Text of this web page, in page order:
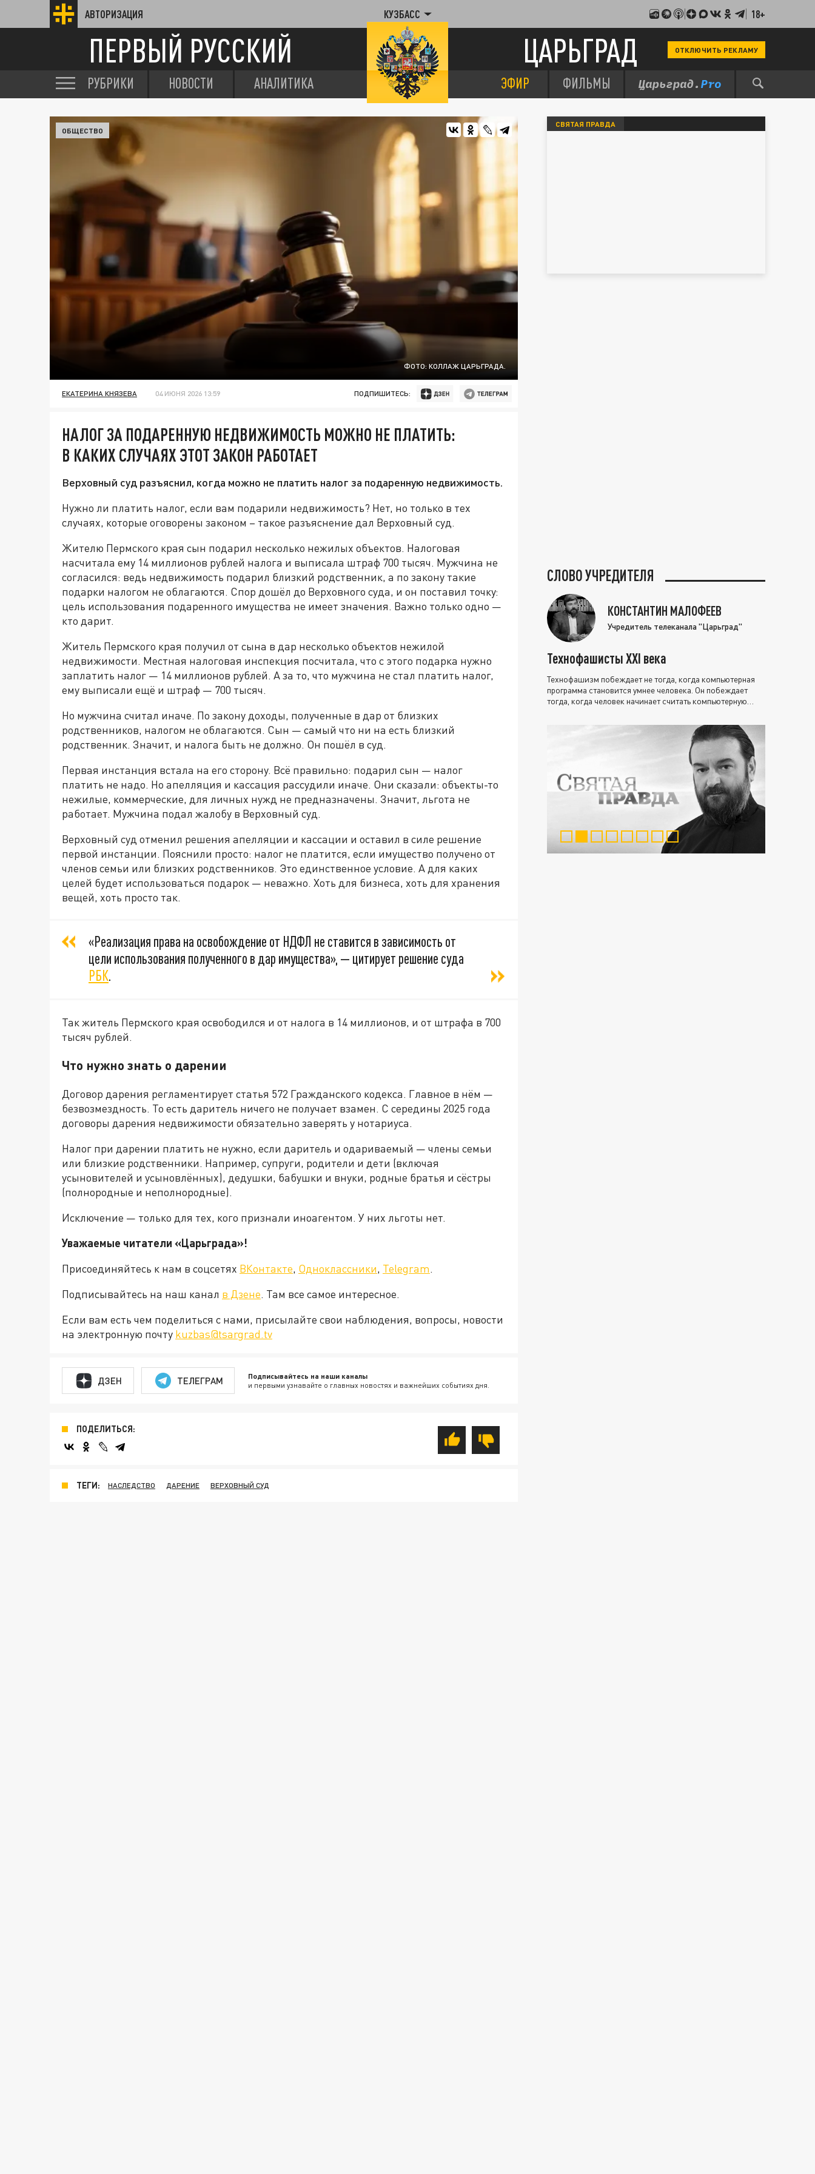
АВТОРИЗАЦИЯ КУЗБАСС 18+
ПЕРВЫЙ РУССКИЙ ЦАРЬГРАД ОТКЛЮЧИТЬ РЕКЛАМУ
РУБРИКИ НОВОСТИ АНАЛИТИКА ЭФИР ФИЛЬМЫ
ФОТО: КОЛЛАЖ ЦАРЬГРАДА.
ОБЩЕСТВО
ЕКАТЕРИНА КНЯЗЕВА 04 ИЮНЯ 2026 13:59 ПОДПИШИТЕСЬ:
НАЛОГ ЗА ПОДАРЕННУЮ НЕДВИЖИМОСТЬ МОЖНО НЕ ПЛАТИТЬ:
В КАКИХ СЛУЧАЯХ ЭТОТ ЗАКОН РАБОТАЕТ
Верховный суд разъяснил, когда можно не платить налог за подаренную недвижимость.
Нужно ли платить налог, если вам подарили недвижимость? Нет, но только в тех
случаях, которые оговорены законом – такое разъяснение дал Верховный суд.
Жителю Пермского края сын подарил несколько нежилых объектов. Налоговая
насчитала ему 14 миллионов рублей налога и выписала штраф 700 тысяч. Мужчина не
согласился: ведь недвижимость подарил близкий родственник, а по закону такие
подарки налогом не облагаются. Спор дошёл до Верховного суда, и он поставил точку:
цель использования подаренного имущества не имеет значения. Важно только одно —
кто дарит.
Житель Пермского края получил от сына в дар несколько объектов нежилой
недвижимости. Местная налоговая инспекция посчитала, что с этого подарка нужно
заплатить налог — 14 миллионов рублей. А за то, что мужчина не стал платить налог,
ему выписали ещё и штраф — 700 тысяч.
Но мужчина считал иначе. По закону доходы, полученные в дар от близких
родственников, налогом не облагаются. Сын — самый что ни на есть близкий
родственник. Значит, и налога быть не должно. Он пошёл в суд.
Первая инстанция встала на его сторону. Всё правильно: подарил сын — налог
платить не надо. Но апелляция и кассация рассудили иначе. Они сказали: объекты-то
нежилые, коммерческие, для личных нужд не предназначены. Значит, льгота не
работает. Мужчина подал жалобу в Верховный суд.
Верховный суд отменил решения апелляции и кассации и оставил в силе решение
первой инстанции. Пояснили просто: налог не платится, если имущество получено от
членов семьи или близких родственников. Это единственное условие. А для каких
целей будет использоваться подарок — неважно. Хоть для бизнеса, хоть для хранения
вещей, хоть просто так.
«Реализация права на освобождение от НДФЛ не ставится в зависимость от
цели использования полученного в дар имущества», — цитирует решение суда
РБК.
Так житель Пермского края освободился и от налога в 14 миллионов, и от штрафа в 700
тысяч рублей.
Что нужно знать о дарении
Договор дарения регламентирует статья 572 Гражданского кодекса. Главное в нём —
безвозмездность. То есть даритель ничего не получает взамен. С середины 2025 года
договоры дарения недвижимости обязательно заверять у нотариуса.
Налог при дарении платить не нужно, если даритель и одариваемый — члены семьи
или близкие родственники. Например, супруги, родители и дети (включая
усыновителей и усыновлённых), дедушки, бабушки и внуки, родные братья и сёстры
(полнородные и неполнородные).
Исключение — только для тех, кого признали иноагентом. У них льготы нет.
Уважаемые читатели «Царьграда»!
Присоединяйтесь к нам в соцсетях ВКонтакте, Одноклассники, Telegram.
Подписывайтесь на наш канал в Дзене. Там все самое интересное.
Если вам есть чем поделиться с нами, присылайте свои наблюдения, вопросы, новости
на электронную почту kuzbas@tsargrad.tv
ДЗЕН ТЕЛЕГРАМ Подписывайтесь на наши каналы
и первыми узнавайте о главных новостях и важнейших событиях дня.
ПОДЕЛИТЬСЯ:
ТЕГИ: НАСЛЕДСТВО ДАРЕНИЕ ВЕРХОВНЫЙ СУД
СВЯТАЯ ПРАВДА
СЛОВО УЧРЕДИТЕЛЯ
КОНСТАНТИН МАЛОФЕЕВ
Учредитель телеканала "Царьград"
Технофашисты XXI века
Технофашизм побеждает не тогда, когда компьютерная
программа становится умнее человека. Он побеждает
тогда, когда человек начинает считать компьютерную